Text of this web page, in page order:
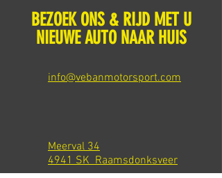
BEZOEK ONS & RIJD MET U
NIEUWE AUTO NAAR HUIS
info@vebanmotorsport.com
Meerval 34
4941 SK Raamsdonksveer